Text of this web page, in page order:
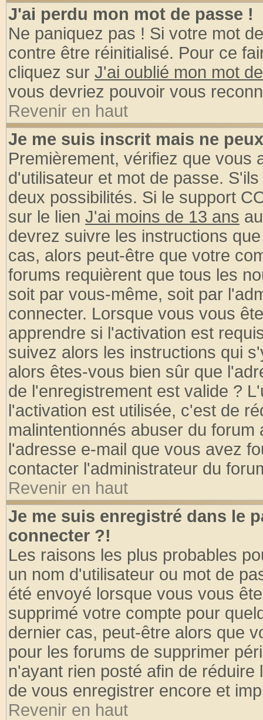
J'ai perdu mon mot de passe !
Ne paniquez pas ! Si votre mot
contre être réinitialisé. Pour ce
cliquez sur J'ai oublié mon mot
vous devriez pouvoir vous
Revenir en haut
Je me suis inscrit mais ne
Premièrement, vérifiez que vous
d'utilisateur et mot de passe.
deux possibilités. Si le support
sur le lien J'ai moins de 13 ans
devrez suivre les instructions
cas, alors peut-être que votre
forums requièrent que tous les
soit par vous-même, soit par
connecter. Lorsque vous vous
apprendre si l'activation est
suivez alors les instructions qui
alors êtes-vous bien sûr que
de l'enregistrement est valide ?
l'activation est utilisée, c'est de
malintentionnés abuser du
l'adresse e-mail que vous avez
contacter l'administrateur du
Revenir en haut
Je me suis enregistré dans le
connecter ?!
Les raisons les plus probables
un nom d'utilisateur ou mot de
été envoyé lorsque vous vous
supprimé votre compte pour
dernier cas, peut-être alors que
pour les forums de supprimer
n'ayant rien posté afin de
de vous enregistrer encore et
Revenir en haut